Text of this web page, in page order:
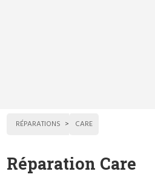
RÉPARATIONS CARE
Réparation Care